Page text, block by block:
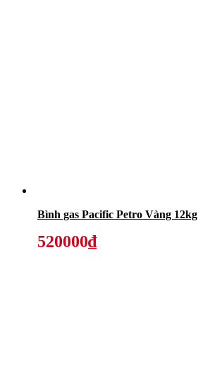
Bình gas Pacific Petro Vàng 12kg
520000₫